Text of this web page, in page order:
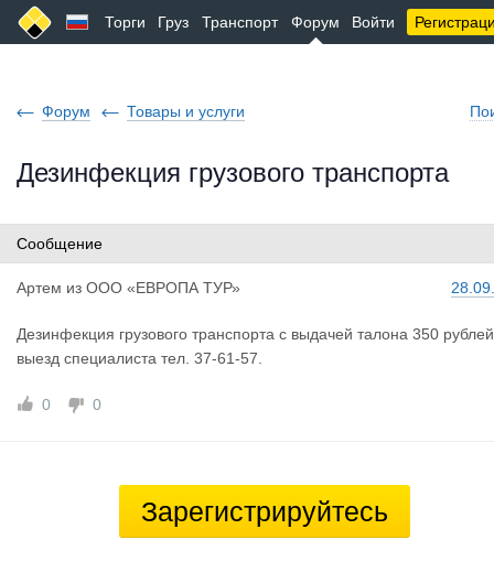
Торги Груз Транспорт Форум Войти
Форум Товары и услуги
Дезинфекция грузового транспорта
Сообщение
Артем из ООО «ЕВРОПА ТУР»
Дезинфекция грузового транспорта с выдачей талона 350
выезд специалиста тел. 37-61-57.
0 0
Зарегистрируйтесь